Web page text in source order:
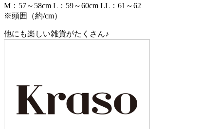
M：57～58cm L：59～60cm LL：61～62
※頭囲（約/cm）
他にも楽しい雑貨がたくさん♪